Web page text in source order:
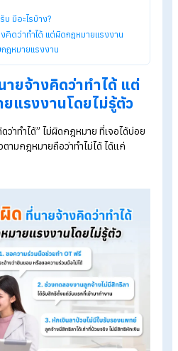
ง HumanSoft เพิ่มเติม
นเดือนอัตโนมัติ
ออนไลน์
ดือน เริ่มต้น 590 บาท/เดือน
วัน
ได้รับ มีอะไรบ้าง?
ายจ้างคิดว่าทำได้ แต่ผิดกฎหมายแรงงาน
วกับกฎหมายแรงงาน
ที่นายจ้างคิดว่าทำได้ แ
ายแรงงานโดยไม่รู้ตัว